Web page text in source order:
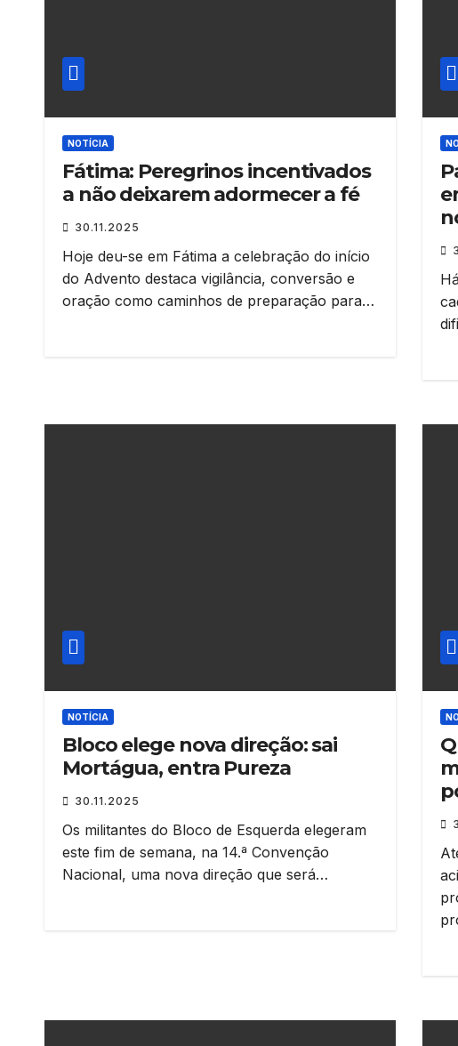
NOTÍCIA
Fátima: Peregrinos incentivados
a não deixarem adormecer a fé
30.11.2025
Hoje deu-se em Fátima a celebração do início
do Advento destaca vigilância, conversão e
oração como caminhos de preparação para…
NOTÍCIA
Bloco elege nova direção: sai
Mortágua, entra Pureza
30.11.2025
Os militantes do Bloco de Esquerda elegeram
este fim de semana, na 14.ª Convenção
Nacional, uma nova direção que será…